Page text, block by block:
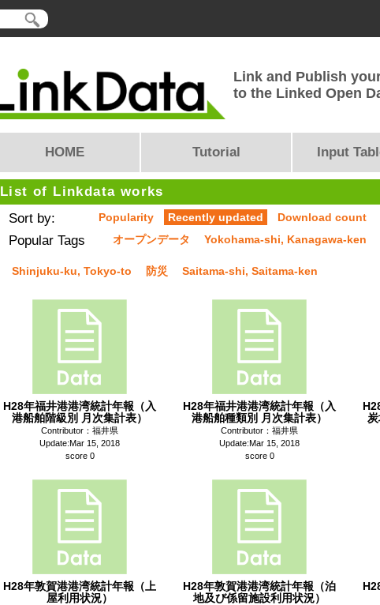
Link and Publish
to the Linked Open
HOME Tutorial Input
List of Linkdata works
Sort by: Popularity Recently updated Download count
Popular Tags オープンデータ Yokohama-shi, Kanagawa-ken
Shinjuku-ku, Tokyo-to
防災 Saitama-shi, Saitama-ken
H28年福井港港湾統計年報（入
港船舶階級別 月次集計表）
Contributor：福井県
Update:Mar 15, 2018
score 0
H28年福井港港湾統計年報（入
港船舶種類別 月次集計表）
Contributor：福井県
Update:Mar 15, 2018
score 0
H28年敦賀港港湾統計年報（上
屋利用状況）
H28年敦賀港港湾統計年報（泊
地及び係留施設利用状況）